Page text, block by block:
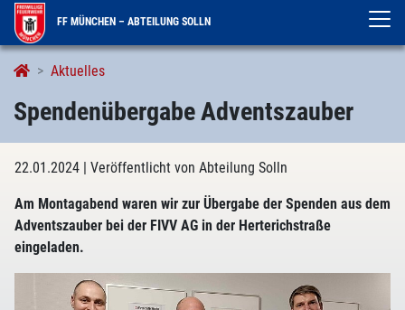
FF MÜNCHEN – ABTEILUNG SOLLN
Aktuelles
Spendenübergabe Adventszauber
22.01.2024 | Veröffentlicht von Abteilung Solln
Am Montagabend waren wir zur Übergabe der Spenden aus dem
Adventszauber bei der FIVV AG in der Herterichstraße
eingeladen.